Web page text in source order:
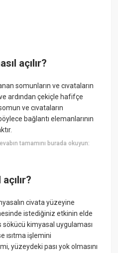
açılır?
somunların ve cıvataların
ardından çekiçle hafifçe
ve cıvataların
bağlantı elemanlarının
tamamını burada okuyun:
civata yüzeyine
istediğiniz etkinin elde
sökücü kimyasal uygulaması
ısıtma işlemini
yüzeydeki pası yok olmasını